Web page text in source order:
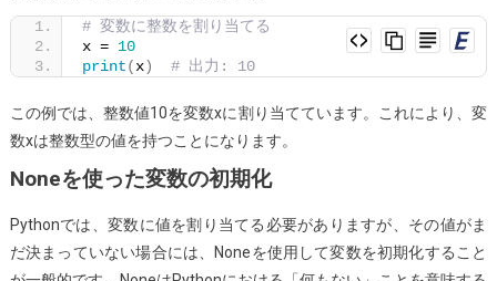
ず
に
言
と
は
# 変数に整数を割り当てる
x = 10
print(x) # 出力: 10
この例では、整数値10を変数xに割り当てています。これにより、変
数xは整数型の値を持つことになります。
Noneを使った変数の初期化
Pythonでは、変数に値を割り当てる必要がありますが、その値がま
だ決まっていない場合には、Noneを使用して変数を初期化すること